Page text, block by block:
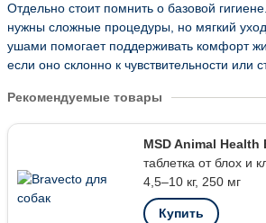
Отдельно стоит помнить о базовой
нужны сложные процедуры, но мягкий
ушами помогает поддерживать комфорт
если оно склонно к чувствительности или
Рекомендуемые товары
MSD Animal Health
таблетка от блох и
4,5–10 кг, 250 мг
Купить